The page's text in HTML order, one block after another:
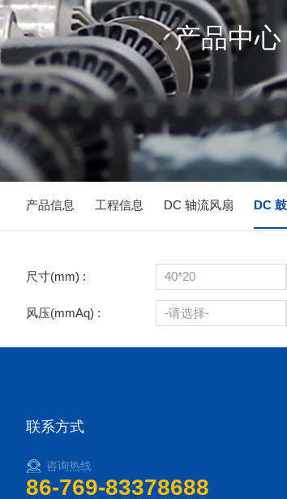
产品中心
产品信息 工程信息 DC 轴流风扇 DC
尺寸(mm) : 40*20
风压(mmAq) : -请选择-
联系方式
咨询热线
86-769-83378688